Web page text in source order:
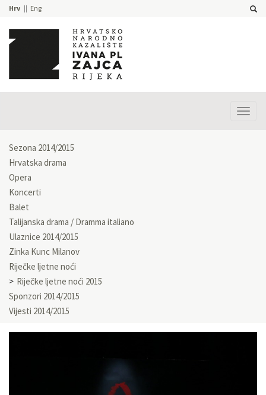
Hrv Eng
Sezona 2014/2015
Hrvatska drama
Opera
Koncerti
Balet
Talijanska drama / Dramma italiano
Ulaznice 2014/2015
Zinka Kunc Milanov
Riječke ljetne noći
Riječke ljetne noći 2015
Sponzori 2014/2015
Vijesti 2014/2015